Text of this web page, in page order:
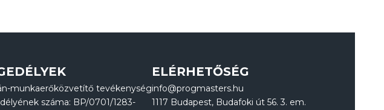
munkaerőközvetítő tevékenység
száma: BP/0701/1283-
ELÉRHETŐSÉG
info@progmasters.hu
1117 Budapest, Budafoki út 56. 3. em.